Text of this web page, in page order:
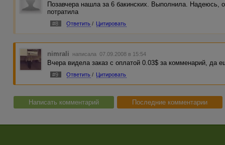
Позавчера нашла за 6 бакинских. Выполнила. Надеюсь,
потратила
#8 Ответить / Цитировать
nimrali написала 07.09.2008 в 15:54
Вчера видела заказ с оплатой 0.03$ за комменарий, да
#9 Ответить / Цитировать
Написать комментарий Последние комментарии